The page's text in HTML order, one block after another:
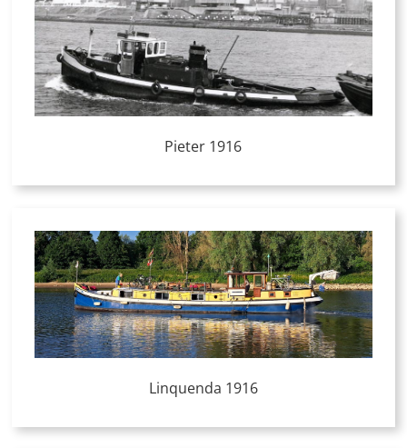
Pieter 1916
Linquenda 1916